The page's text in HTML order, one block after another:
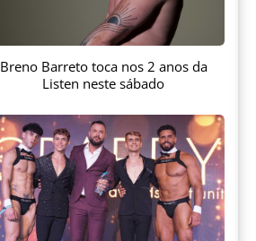
Breno Barreto toca nos 2 anos da
Listen neste sábado